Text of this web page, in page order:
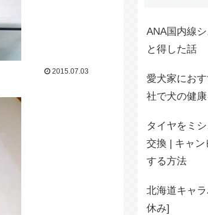
2015.07.03
ANA国内線
と得した話
愛犬家にお
社で犬の健
タイヤをミ
交換 | キャ
する方法
北海道キャ
休み]